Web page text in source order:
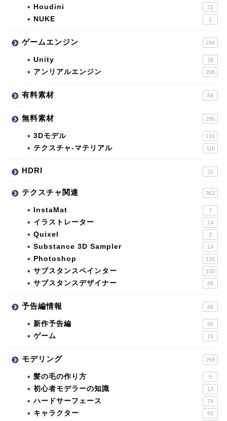
Houdini 21
NUKE 2
ゲームエンジン 244
Unity 38
アンリアルエンジン 208
有料素材 84
無料素材 295
3Dモデル 131
テクスチャ-マテリアル 118
HDRI 21
テクスチャ関連 362
InstaMat 7
イラストレーター 14
Quixel 3
Substance 3D Sampler 14
Photoshop 130
サブスタンスペインター 100
サブスタンスデザイナー 88
予告編情報 66
新作予告編 49
ゲーム 19
モデリング 269
髪の毛の作り方 9
初心者モデラーの知識 13
ハードサーフェース 79
キャラクター 93